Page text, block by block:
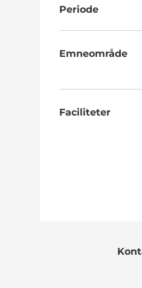
Periode
Emneområde
Faciliteter